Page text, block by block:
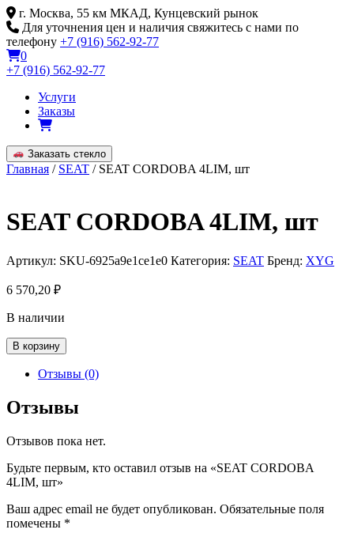
Skip
to
content
г. Москва, 55 км МКАД, Кунцевский рынок
Для уточнения цен и наличия свяжитесь с нами по
телефону +7 (916) 562-92-77
0
+7 (916) 562-92-77
Услуги
Заказы
Заказать стекло
Главная / SEAT / SEAT CORDOBA 4LIM, шт
SEAT CORDOBA 4LIM, шт
Артикул: SKU-6925a9e1ce1e0 Категория: SEAT Бренд: XYG
6 570,20 ₽
В наличии
Количество
товара
SEAT
4LIM,
шт
В корзину
Отзывы (0)
Отзывы
Отзывов пока нет.
Будьте первым, кто оставил отзыв на «SEAT CORDOBA
4LIM, шт»
Ваш адрес email не будет опубликован. Обязательные поля
помечены *